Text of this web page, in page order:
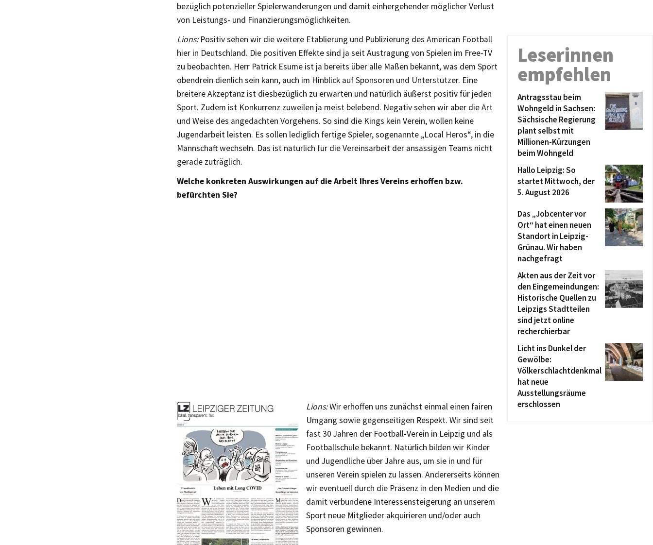
bezüglich potenzieller Spielerwanderungen und damit einhergehender möglicher Verlust
von Leistungs- und Finanzierungsmöglichkeiten.
Lions:Positiv sehen wir die weitere Etablierung und Publizierung des American Football
hier in Deutschland. Die positiven Effekte sind ja seit Austragung von Spielen im Free-TV
zu beobachten. Herr Patrick Esume ist ja bereits über alle Maßen bekannt, was dem Sport
obendrein dienlich sein kann, auch im Hinblick auf Sponsoren und Unterstützer. Eine
breitere Akzeptanz ist diesbezüglich zu erwarten und natürlich äußerst positiv für jeden
Sport. Zudem ist Konkurrenz zuweilen ja meist belebend. Negativ sehen wir aber die Art
und Weise des angedachten Vorgehens. So sind die Kings kein Verein, wollen keine
Jugendarbeit leisten. Es sollen lediglich fertige Spieler, sogenannte „Local Heros“, in die
Mannschaft wechseln. Das ist natürlich für die Vereinsarbeit der ansässigen Teams nicht
gerade zuträglich.
Welche konkreten Auswirkungen auf die Arbeit Ihres Vereins erhoffen bzw.
befürchten Sie?
Lions:Wir erhoffen uns zunächst einmal einen fairen
Umgang sowie gegenseitigen Respekt. Wir sind seit
fast 30 Jahren der Football-Verein in Leipzig und als
Footballschule bekannt. Natürlich bilden wir Kinder
und Jugendliche über Jahre aus, um sie in und für
unseren Verein spielen zu lassen. Andererseits können
wir eventuell durch die Präsenz in den Medien und die
damit verbundene Interessensteigerung an unserem
Sport neue Mitglieder akquirieren und/oder auch
Sponsoren gewinnen.
Leserinnen
empfehlen
Antragsstau beim
Wohngeld in Sachsen:
Sächsische Regierung
plant selbst mit
Millionen-Kürzungen
beim Wohngeld
Hallo Leipzig: So
startet Mittwoch, der
5. August 2026
Das „Jobcenter vor
Ort“ hat einen neuen
Standort in Leipzig-
Grünau. Wir haben
nachgefragt
Akten aus der Zeit vor
den Eingemeindungen:
Historische Quellen zu
Leipzigs Stadtteilen
sind jetzt online
recherchierbar
Licht ins Dunkel der
Gewölbe:
Völkerschlachtdenkmal
hat neue
Ausstellungsräume
erschlossen